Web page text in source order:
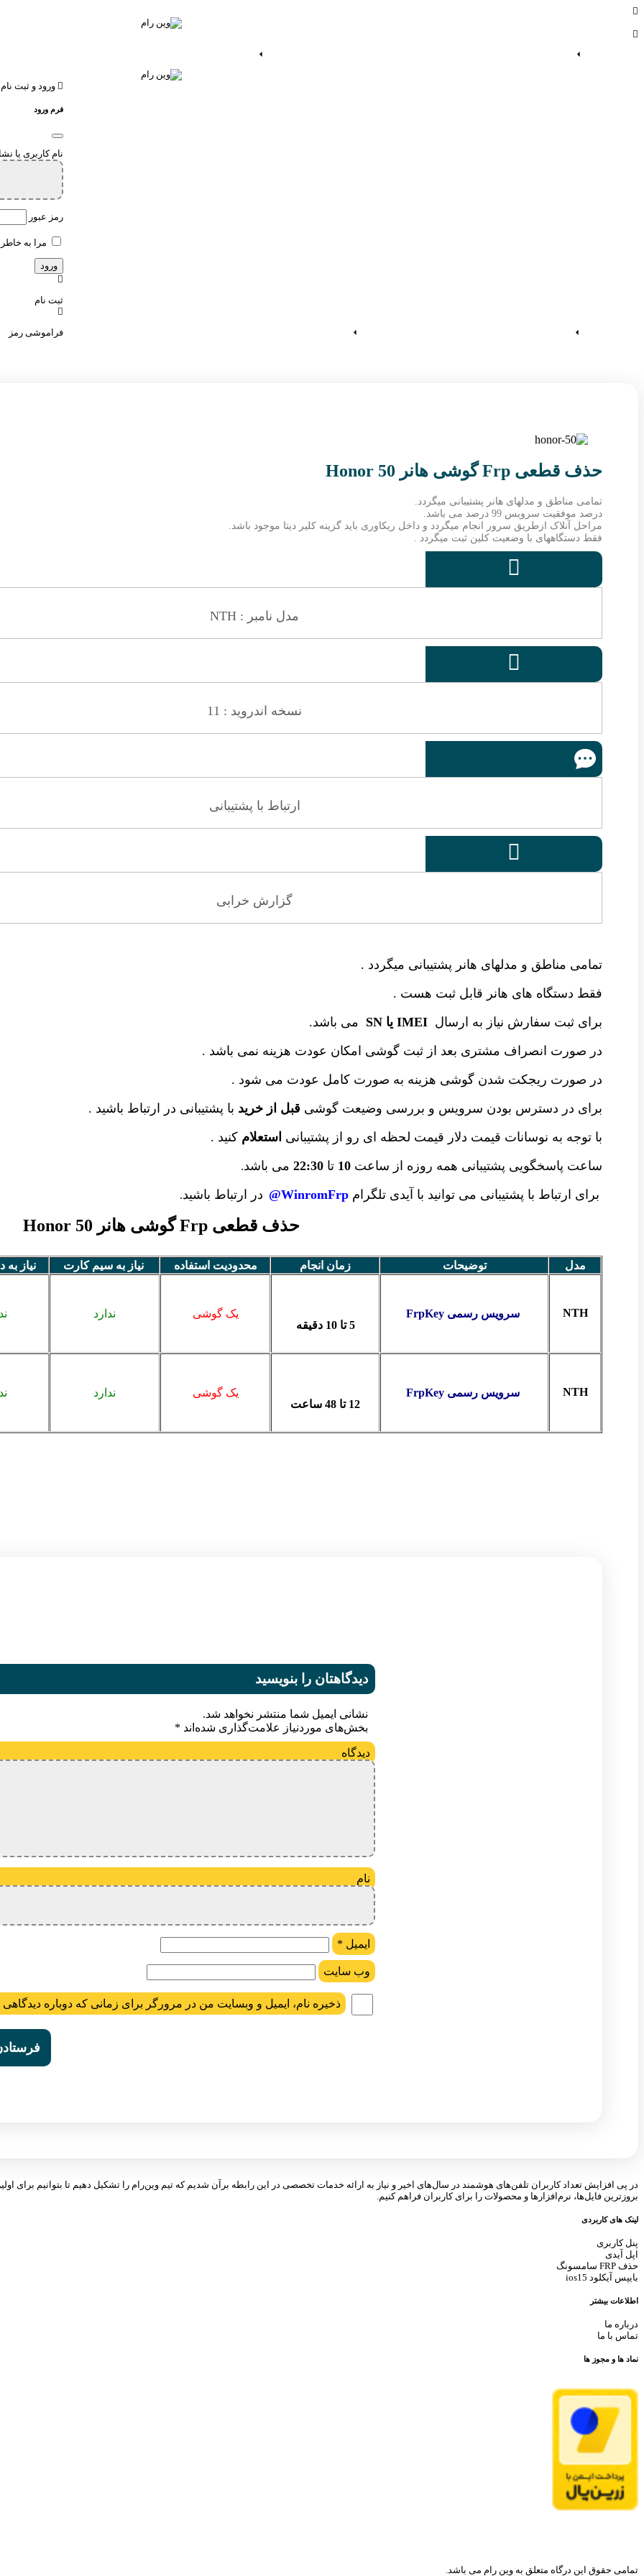
ورود و ثبت نام
فرم ورود
نام کاربری یا
رمز عبور
مرا به
ثبت نام
فراموشی رمز
حذف قطعی Frp گوشی هانر Honor 50
تمامی مناطق و مدلهای هانر پشتیبانی میگردد.
درصد موفقیت سرویس 99 درصد می باشد.
مراحل آنلاک ازطریق سرور انجام میگردد و داخل ریکاوری باید گزینه کلیر دیتا موجود باشد.
فقط دستگاههای با وضعیت کلین ثبت میگردد .

مدل نامبر : NTH

نسخه اندروید : 11
ارتباط با پشتیبانی

گزارش خرابی
تمامی مناطق و مدلهای هانر پشتیبانی میگردد .
فقط دستگاه های هانر قابل ثبت هست .
برای ثبت سفارش نیاز به ارسال IMEI یا SN
می باشد.
در صورت انصراف مشتری بعد از ثبت گوشی امکان عودت هزینه نمی باشد .
در صورت ریجکت شدن گوشی هزینه به صورت کامل عودت می شود .
برای در دسترس بودن سرویس و بررسی وضیعت گوشی قبل از خرید با پشتیبانی در ارتباط باشید .
با توجه به نوسانات قیمت دلار قیمت لحظه ای رو از پشتیبانی استعلام کنید .
ساعت پاسخگویی پشتیبانی همه روزه از ساعت 10 تا 22:30 می باشد.
برای ارتباط با پشتیبانی می توانید با آیدی تلگرام WinromFrp@ در ارتباط باشید.
حذف قطعی Frp گوشی هانر Honor 50
مدل توضیحات زمان انجام محدودیت استفاده نیاز به سیم کارت نیاز به
NTH
سرویس رسمی FrpKey
5 تا 10 دقیقه
یک گوشی ندارد
NTH
سرویس رسمی FrpKey
12 تا 48 ساعت
یک گوشی ندارد
دیدگاهتان را بنویسید
نشانی ایمیل شما منتشر نخواهد شد.
بخش‌های موردنیاز علامت‌گذاری شده‌اند *
ایمیل *
وب‌ سایت
ذخیره نام، ایمیل و وبسایت من در مرورگر برای زمانی که دوباره
در پی افزایش تعداد کاربران تلفن‌های هوشمند در سال‌های اخیر و نیاز به ارائه خدمات تخصصی در این رابطه برآن شدیم که تیم وین‌رام را تشکیل دهیم تا بتوانیم برای
بروزترین فایل‌ها، نرم‌افزارها و محصولات را برای کاربران فراهم کنیم.
لینک های کاربردی
پنل کاربری
اپل آیدی
حذف FRP سامسونگ
بایپس آیکلود ios15
اطلاعات بیشتر
درباره ما
تماس با ما
نماد ها و مجوز ها
تمامی حقوق این درگاه متعلق به وین رام می باشد.